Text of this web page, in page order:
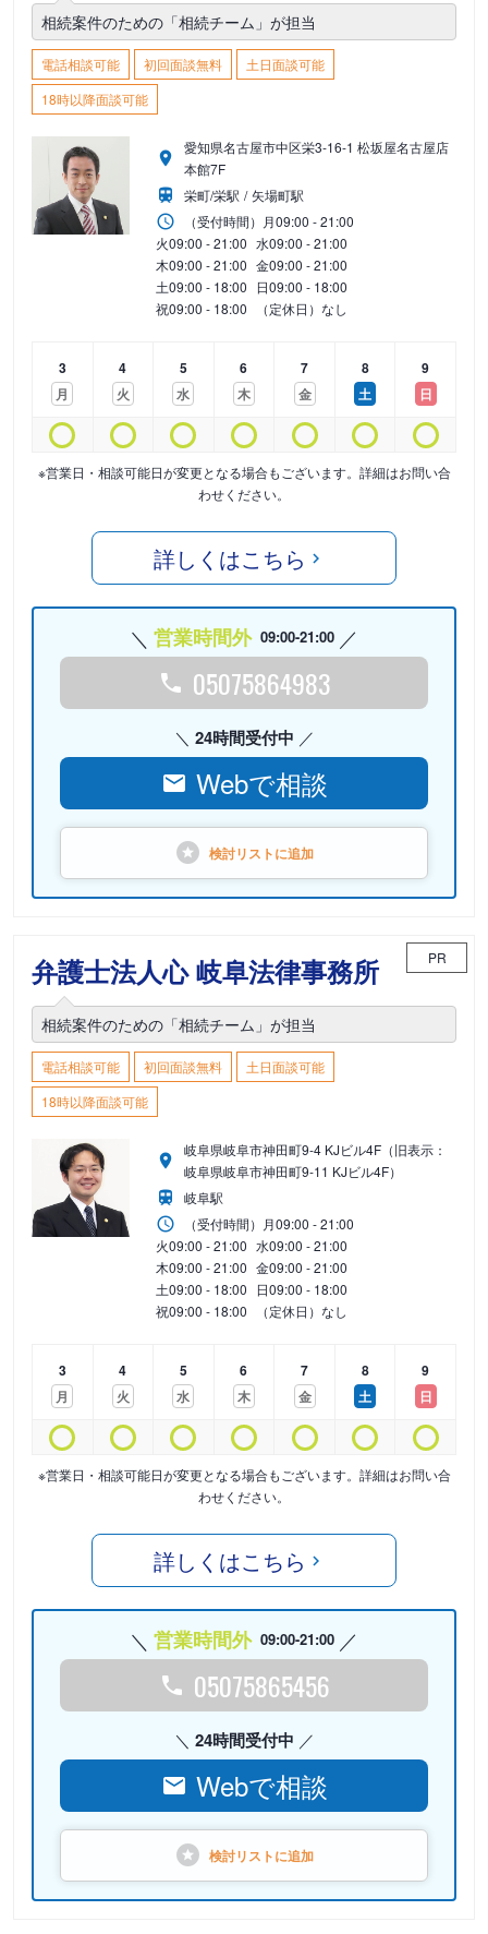
相続案件のための「相続チーム」が担当
電話相談可能 初回面談無料
土日面談可能
18時以降面談可能
愛知県名古屋市中区栄3-16-1 松坂屋名古屋店
本館7F
栄町/栄駅
矢場町駅
（受付時間） 月09:00 - 21:00
火09:00 - 21:00 水09:00 - 21:00
木09:00 - 21:00 金09:00 - 21:00
土09:00 - 18:00 日09:00 - 18:00
祝09:00 - 18:00 （定休日）なし
3
月
4
火
5
水
6
木
7
金
8
土
9
日
※営業日・相談可能日が変更となる場合もございます。詳細はお問い合
わせください。
詳しくはこちら
営業時間外 09:00-21:00
05075864983
24時間受付中
Webで相談
検討リストに追加
弁護士法人心 岐阜法律事務所 PR
相続案件のための「相続チーム」が担当
電話相談可能 初回面談無料
土日面談可能
18時以降面談可能
岐阜県岐阜市神田町9-4 KJビル4F（旧表示：
岐阜県岐阜市神田町9-11 KJビル4F）
岐阜駅
（受付時間） 月09:00 - 21:00
火09:00 - 21:00 水09:00 - 21:00
木09:00 - 21:00 金09:00 - 21:00
土09:00 - 18:00 日09:00 - 18:00
祝09:00 - 18:00 （定休日）なし
3
月
4
火
5
水
6
木
7
金
8
土
9
日
※営業日・相談可能日が変更となる場合もございます。詳細はお問い合
わせください。
詳しくはこちら
営業時間外 09:00-21:00
05075865456
24時間受付中
Webで相談
検討リストに追加